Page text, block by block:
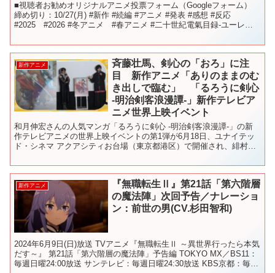
■視聴者お勧めオリジナルアニメ投票フォーム（Googleフォーム）
締め切り：10/27(月) #新作 #続編 #アニメ #発表 #感想 #反応
#2025 #2026 #冬アニメ #春アニメ #二十世紀電氣目録-ユーレ
新作アニメ
斉藤壮馬、剣心の「おろ」に注
目 新作アニメ「ありのままのむ
き出しで臨む」 「るろうに剣心
-明治剣客浪漫譚-」新作テレビア
ニメ世界上映イベント
和月伸宏さんの人気マンガ「るろうに剣心 -明治剣客浪漫譚-」の新
作テレビアニメの世界上映イベントの第1弾が6月18日、ユナイテッ
ド・シネマ アクアシティお台場（東京都港区）で開催され、緋村剣
新作アニメ
『無職転生Ⅱ』第21話「第六階層
の魔法陣」次回予告／ナレーショ
ン：前世の男(CV.杉田智和)
2024年6月9日(日)放送 TVアニメ『無職転生Ⅱ ～異世界行ったら本気
だす～』 第21話「第六階層の魔法陣」予告編 TOKYO MX／BS11：
毎週日曜24:00放送 サンテレビ：毎週日曜24:30放送 KBS京都：毎週